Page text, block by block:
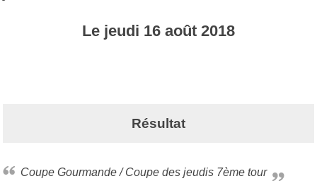
Le jeudi 16 août 2018
Résultat
Coupe Gourmande / Coupe des jeudis 7ème tour